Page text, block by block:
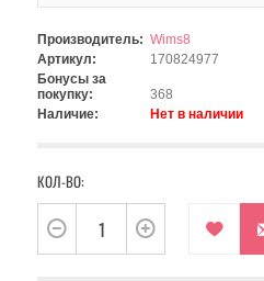
Производитель: Wims8
Артикул:
170824977
Бонусы за
покупку:
368
Наличие:
Нет в наличии
КОЛ-ВО: